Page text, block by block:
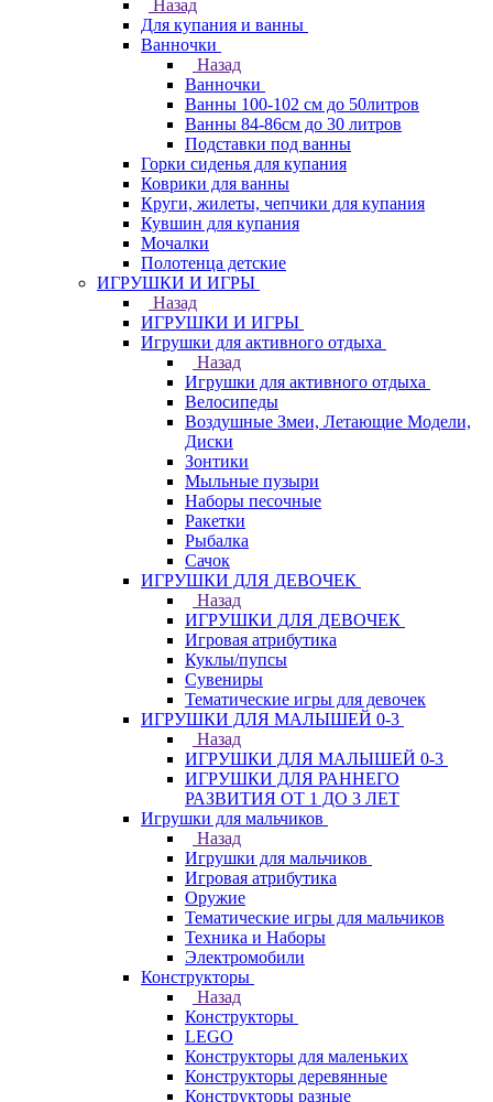
Назад
Для купания и ванны
Ванночки
Назад
Ванночки
Ванны 100-102 см до 50литров
Ванны 84-86см до 30 литров
Подставки под ванны
Горки сиденья для купания
Коврики для ванны
Круги, жилеты, чепчики для купания
Кувшин для купания
Мочалки
Полотенца детские
ИГРУШКИ И ИГРЫ
Назад
ИГРУШКИ И ИГРЫ
Игрушки для активного отдыха
Назад
Игрушки для активного отдыха
Велосипеды
Воздушные Змеи, Летающие Модели,
Диски
Зонтики
Мыльные пузыри
Наборы песочные
Ракетки
Рыбалка
Сачок
ИГРУШКИ ДЛЯ ДЕВОЧЕК
Назад
ИГРУШКИ ДЛЯ ДЕВОЧЕК
Игровая атрибутика
Куклы/пупсы
Сувениры
Тематические игры для девочек
ИГРУШКИ ДЛЯ МАЛЫШЕЙ 0-3
Назад
ИГРУШКИ ДЛЯ МАЛЫШЕЙ 0-3
ИГРУШКИ ДЛЯ РАННЕГО
РАЗВИТИЯ ОТ 1 ДО 3 ЛЕТ
Игрушки для мальчиков
Назад
Игрушки для мальчиков
Игровая атрибутика
Оружие
Тематические игры для мальчиков
Техника и Наборы
Электромобили
Конструкторы
Назад
Конструкторы
LEGO
Конструкторы для маленьких
Конструкторы деревянные
Конструкторы разные